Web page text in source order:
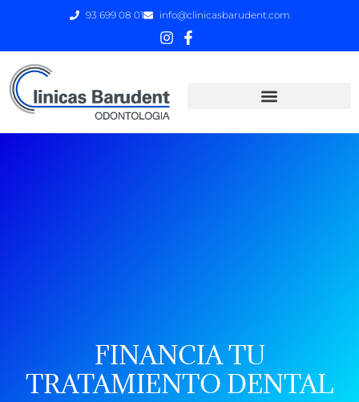
93 699 08 01 info@clinicasbarudent.com
FINANCIA TU
TRATAMIENTO DENTAL